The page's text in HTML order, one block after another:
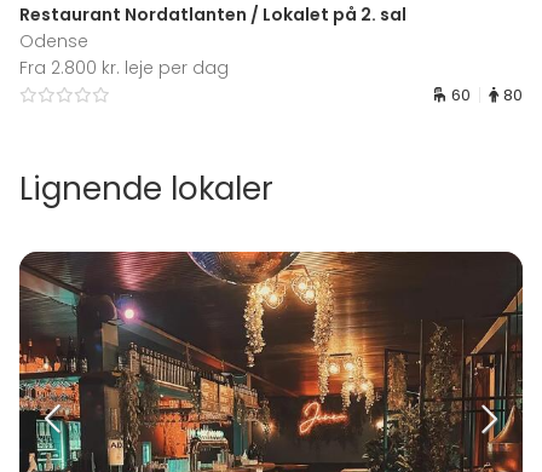
Restaurant Nordatlanten / Lokalet på 2. sal
Odense
Fra 2.800 kr. leje per dag
60 80
Lignende lokaler